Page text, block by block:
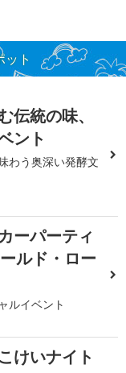
ト
伝統の味、
ント
わう奥深い発酵文
ーパーティ
ルド・ロー
ルイベント
けいナイト